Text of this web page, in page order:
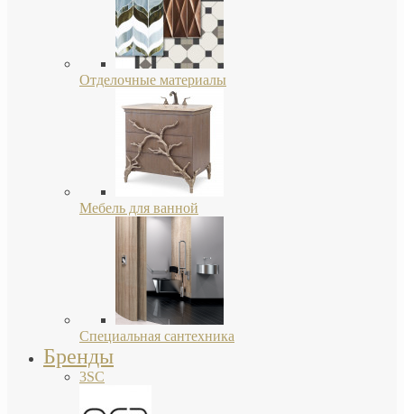
Отделочные материалы
Мебель для ванной
Специальная сантехника
Бренды
3SC